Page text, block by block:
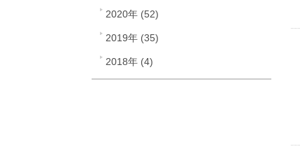
2020年 (52)
2019年 (35)
2018年 (4)